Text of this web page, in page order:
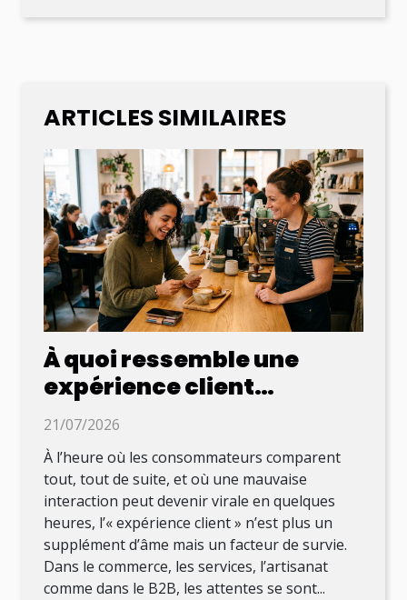
ARTICLES SIMILAIRES
À quoi ressemble une
expérience client
mémorable au XXIe siècle
21/07/2026
À l’heure où les consommateurs comparent
tout, tout de suite, et où une mauvaise
interaction peut devenir virale en quelques
heures, l’« expérience client » n’est plus un
supplément d’âme mais un facteur de survie.
Dans le commerce, les services, l’artisanat
comme dans le B2B, les attentes se sont...